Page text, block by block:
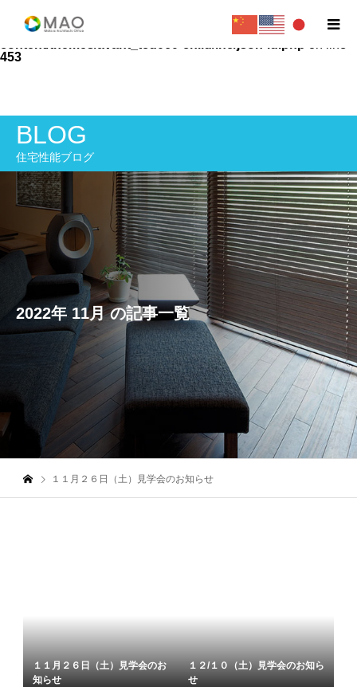
Warning : Undefined variable $url in
/home/newmao/matsuosekkei.com/public_html/wp-
453
BLOG
住宅性能ブログ
2022年 11月 の記事一覧
１１月２６日（土）見学会のお知らせ
１１月２６日（土）見学会のお
知らせ
１２/１０（土）見学会のお知ら
せ